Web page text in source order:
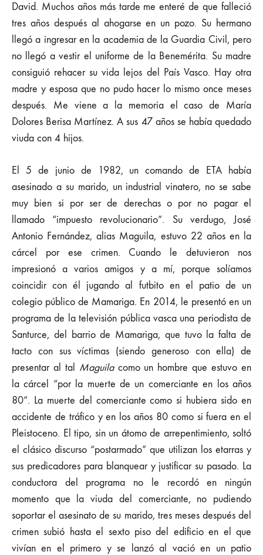
David. Muchos años más tarde me enteré de que falleció
tres años después al ahogarse en un pozo. Su hermano
llegó a ingresar en la academia de la Guardia Civil, pero
no llegó a vestir el uniforme de la Benemérita. Su madre
consiguió rehacer su vida lejos del País Vasco. Hay otra
madre y esposa que no pudo hacer lo mismo once meses
después. Me viene a la memoria el caso de María
Dolores Berisa Martínez. A sus 47 años se había quedado
viuda con 4 hijos.
El 5 de junio de 1982, un comando de ETA había
asesinado a su marido, un industrial vinatero, no se sabe
muy bien si por ser de derechas o por no pagar el
llamado “impuesto revolucionario”. Su verdugo, José
Antonio Fernández, alias Maguila, estuvo 22 años en la
cárcel por ese crimen. Cuando le detuvieron nos
impresionó a varios amigos y a mí, porque solíamos
coincidir con él jugando al futbito en el patio de un
colegio público de Mamariga. En 2014, le presentó en un
programa de la televisión pública vasca una periodista de
Santurce, del barrio de Mamariga, que tuvo la falta de
tacto con sus víctimas (siendo generoso con ella) de
presentar al tal Maguilacomo un hombre que estuvo en
la cárcel “por la muerte de un comerciante en los años
80”. La muerte del comerciante como si hubiera sido en
accidente de tráfico y en los años 80 como si fuera en el
Pleistoceno. El tipo, sin un átomo de arrepentimiento, soltó
el clásico discurso “postarmado” que utilizan los etarras y
sus predicadores para blanquear y justificar su pasado. La
conductora del programa no le recordó en ningún
momento que la viuda del comerciante, no pudiendo
soportar el asesinato de su marido, tres meses después del
crimen subió hasta el sexto piso del edificio en el que
vivían en el primero y se lanzó al vació en un patio